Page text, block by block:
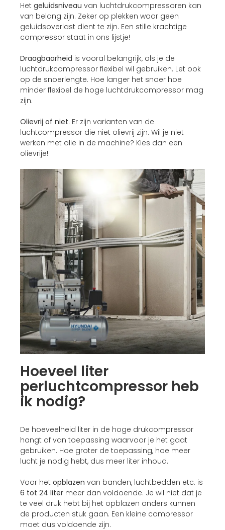
Het geluidsniveau van luchtdrukcompressoren kan
van belang zijn. Zeker op plekken waar geen
geluidsoverlast dient te zijn. Een stille krachtige
compressor staat in ons lijstje!
Draagbaarheid is vooral belangrijk, als je de
luchtdrukcompressor flexibel wil gebruiken. Let ook
op de snoerlengte. Hoe langer het snoer hoe
minder flexibel de hoge luchtdrukcompressor mag
zijn.
Olievrij of niet. Er zijn varianten van de
luchtcompressor die niet olievrij zijn. Wil je niet
werken met olie in de machine? Kies dan een
olievrije!
Hoeveel liter
perluchtcompressor heb
ik nodig?
De hoeveelheid liter in de hoge drukcompressor
hangt af van toepassing waarvoor je het gaat
gebruiken. Hoe groter de toepassing, hoe meer
lucht je nodig hebt, dus meer liter inhoud.
Voor het opblazen van banden, luchtbedden etc. is
6 tot 24 liter meer dan voldoende. Je wil niet dat je
te veel druk hebt bij het opblazen anders kunnen
de producten stuk gaan. Een kleine compressor
moet dus voldoende zijn.